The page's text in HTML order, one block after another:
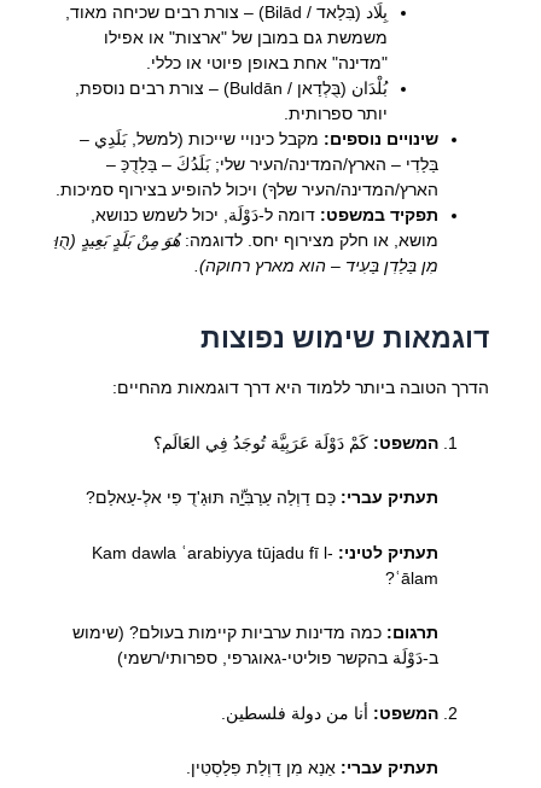
بِلَاد (בִּלַאד / Bilād) – צורת רבים שכיחה מאוד,
משמשת גם במובן של "ארצות" או אפילו
"מדינה" אחת באופן פיוטי או כללי.
بُلْدَان (בֻּלְדַאן / Buldān) – צורת רבים נוספת,
יותר ספרותית.
שינויים נוספים: מקבל כינויי שייכות (למשל, بَلَدِي –
בַּלַדִי – הארץ/המדינה/העיר שלי; بَلَدُكَ – בַּלַדֻכַּ –
הארץ/המדינה/העיר שלךָ) ויכול להופיע בצירוף סמיכות.
תפקיד במשפט: דומה ל-دَوْلَة, יכול לשמש כנושא,
מושא, או חלק מצירוף יחס. לדוגמה:هُوَ مِنْ بَلَدٍ بَعِيدٍ (הֻוַּ
מִן בַּלַדִן בַּעִיד – הוא מארץ רחוקה).
דוגמאות שימוש נפוצות
הדרך הטובה ביותר ללמוד היא דרך דוגמאות מהחיים:
המשפט: كَمْ دَوْلَة عَرَبِيَّة تُوجَدُ فِي العَالَم؟
תעתיק עברי: כַּם דַוְלַה עַרַבִּיַّה תּוּגַ'דֻ פִי אלְ-עַאלַם?
תעתיק לטיני: Kam dawla ʿarabiyya tūjadu fī l-
ʿālam?
תרגום: כמה מדינות ערביות קיימות בעולם? (שימוש
ב-دَوْلَة בהקשר פוליטי-גאוגרפי, ספרותי/רשמי)
המשפט: أنا من دولة فلسطين.
תעתיק עברי: אַנַא מִן דַוְלַת פִלַסְטִין.